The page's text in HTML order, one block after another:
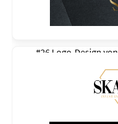
#26 Logo-Design von